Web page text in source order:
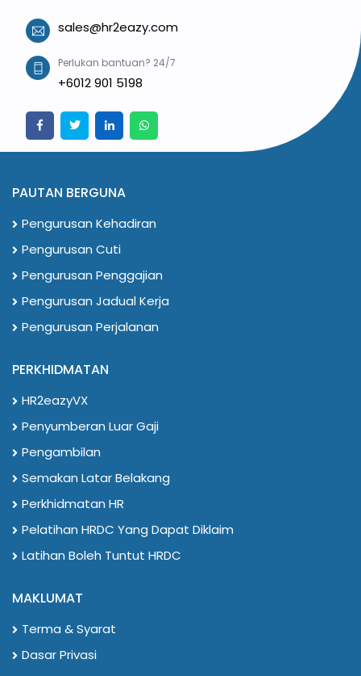
sales@hr2eazy.com
Perlukan bantuan? 24/7
+6012 901 5198
PAUTAN BERGUNA
Pengurusan Kehadiran
Pengurusan Cuti
Pengurusan Penggajian
Pengurusan Jadual Kerja
Pengurusan Perjalanan
PERKHIDMATAN
HR2eazyVX
Penyumberan Luar Gaji
Pengambilan
Semakan Latar Belakang
Perkhidmatan HR
Pelatihan HRDC Yang Dapat Diklaim
Latihan Boleh Tuntut HRDC
MAKLUMAT
Terma & Syarat
Dasar Privasi